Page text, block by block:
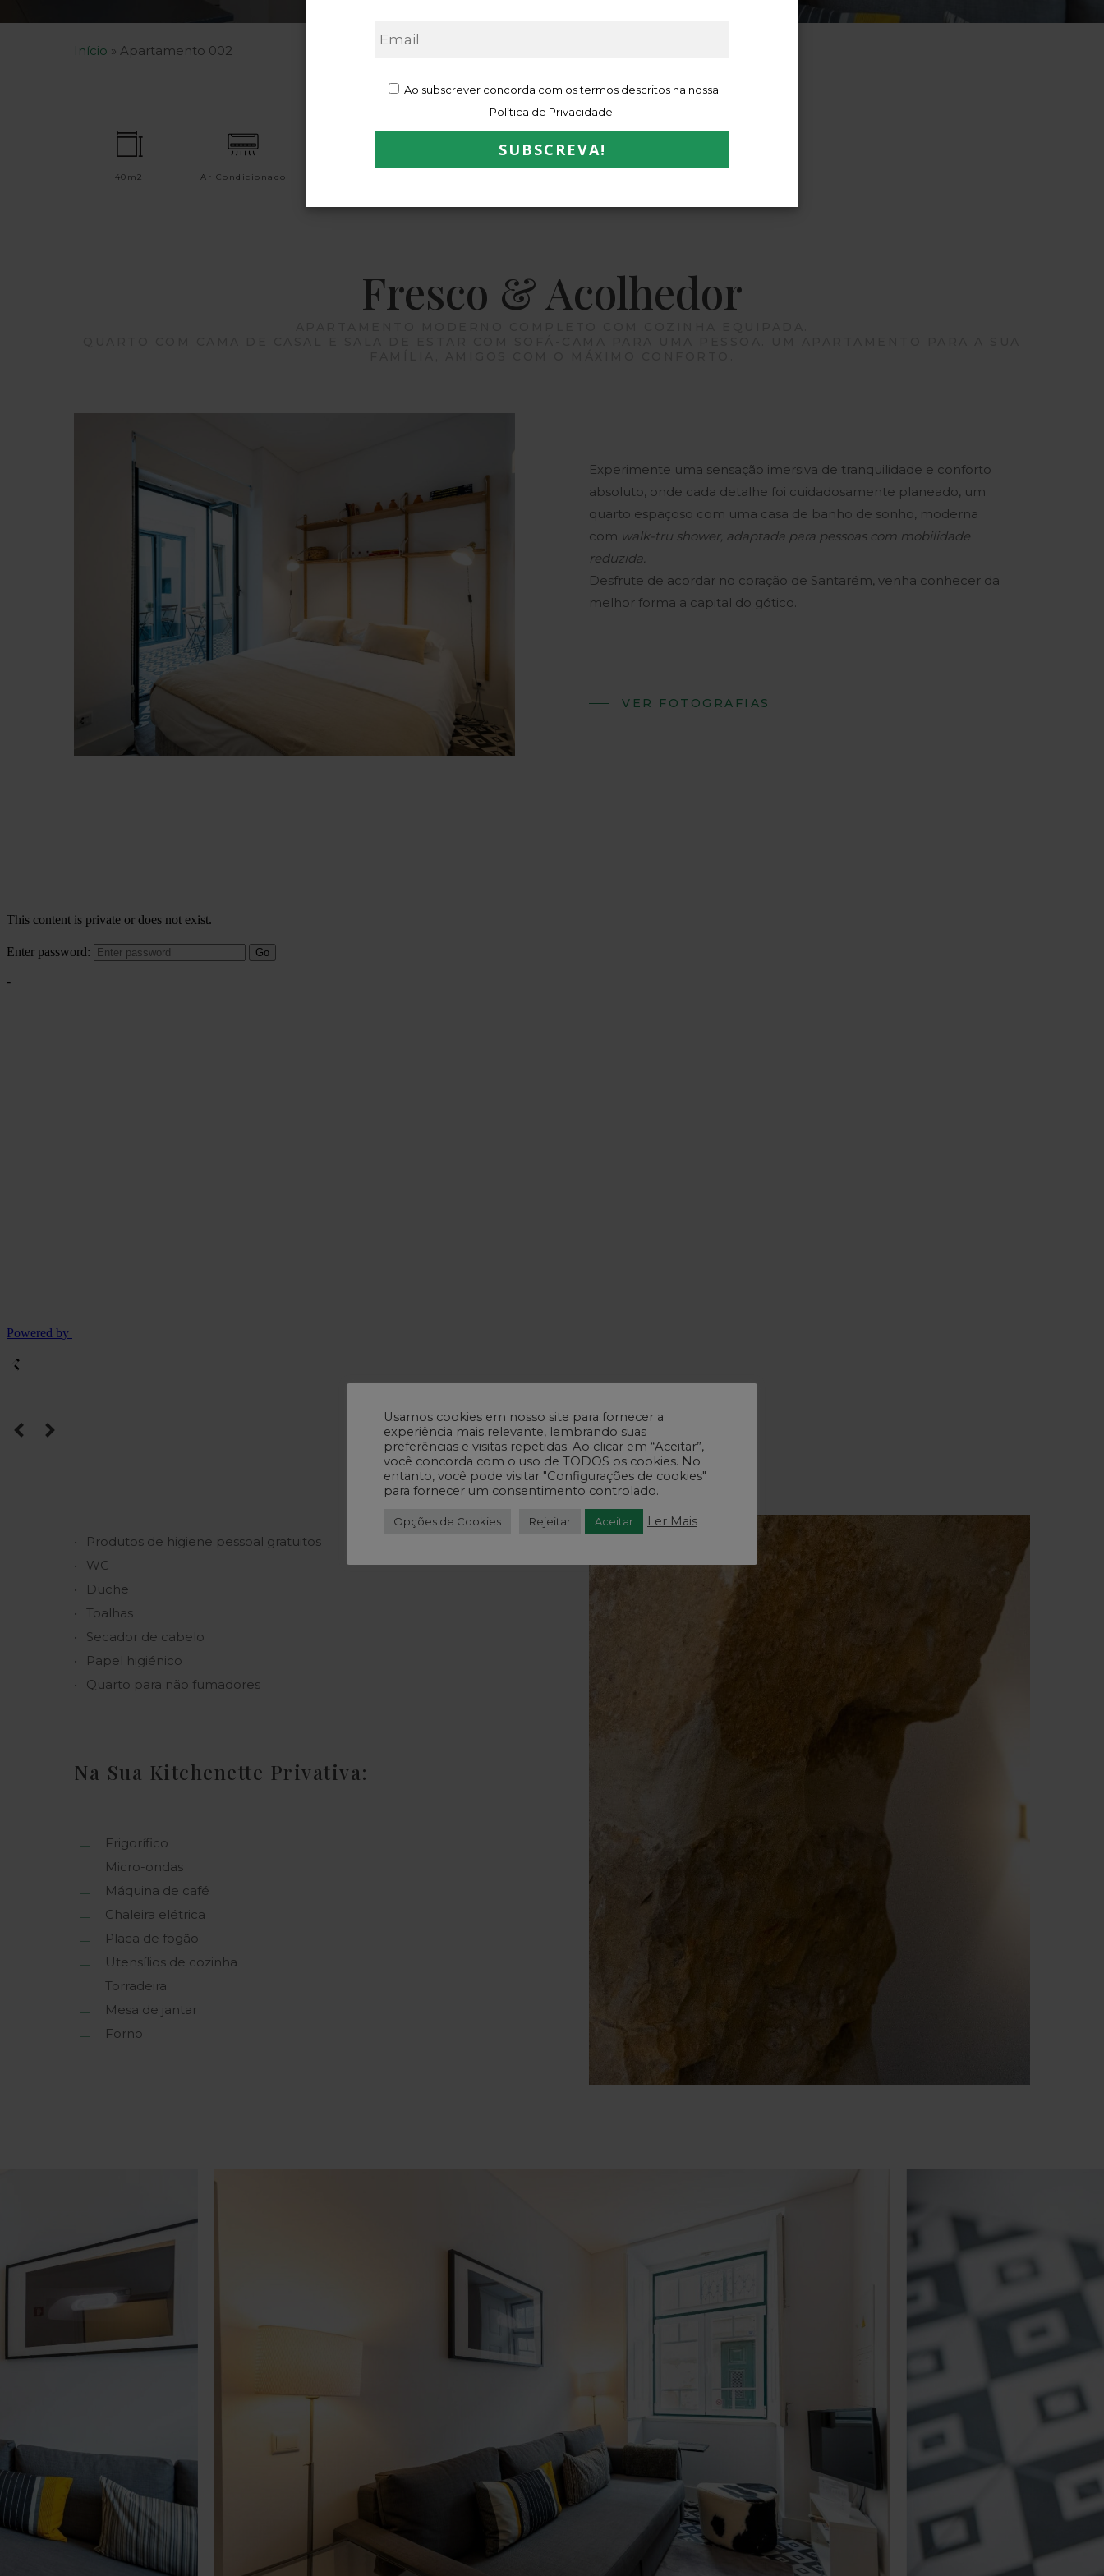
Início » Apartamento 002
40m2 Ar Condicionado
Fresco & Acolhedor
Experimente uma sensação imersiva de tranquilidade e conforto
absoluto, onde cada detalhe foi cuidadosamente planeado, um
quarto espaçoso com uma casa de banho de sonho, moderna
com walk-tru shower, adaptada para pessoas com mobilidade
reduzida.
Desfrute de acordar no coração de Santarém, venha conhecer da
melhor forma a capital do gótico.
VER FOTOGRAFIAS
Produtos de higiene pessoal gratuitos
WC
Duche
Toalhas
Secador de cabelo
Papel higiénico
Quarto para não fumadores
Na Sua Kitchenette Privativa:
Frigorífico
Micro-ondas
Máquina de café
Chaleira elétrica
Placa de fogão
Utensílios de cozinha
Torradeira
Mesa de jantar
Forno
Usamos cookies em nosso site para fornecer a
experiência mais relevante, lembrando suas
preferências e visitas repetidas. Ao clicar em “Aceitar”,
você concorda com o uso de TODOS os cookies. No
entanto, você pode visitar "Configurações de cookies"
para fornecer um consentimento controlado.
Opções de Cookies Rejeitar Aceitar Ler Mais
Ao subscrever concorda com os termos descritos na nossa
Política de Privacidade.